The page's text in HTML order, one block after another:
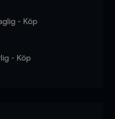
- Köp
- Köp